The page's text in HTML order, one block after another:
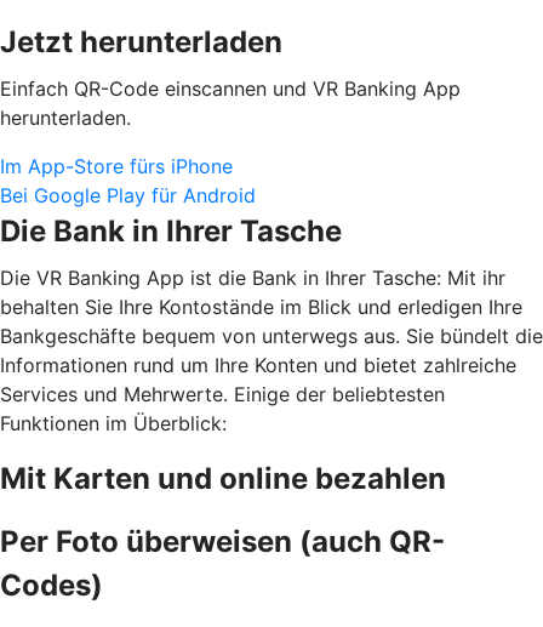
Jetzt herunterladen
Einfach QR-Code einscannen und VR Banking App
herunterladen.
Im App-Store fürs iPhone
Bei Google Play für Android
Die Bank in Ihrer Tasche
Die VR Banking App ist die Bank in Ihrer Tasche: Mit ihr
behalten Sie Ihre Kontostände im Blick und erledigen Ihre
Bankgeschäfte bequem von unterwegs aus. Sie bündelt die
Informationen rund um Ihre Konten und bietet zahlreiche
Services und Mehrwerte. Einige der beliebtesten
Funktionen im Überblick:
Mit Karten und online bezahlen
Per Foto überweisen (auch QR-
Codes)